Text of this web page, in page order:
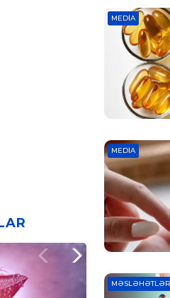
MEDIA
MEDIA
MƏSLƏHƏTLƏR